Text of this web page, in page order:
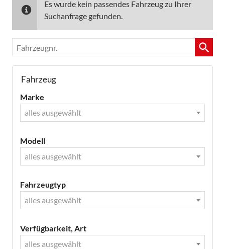
Es wurde kein passendes Fahrzeug zu Ihrer
Suchanfrage gefunden.
Fahrzeugnr.
Fahrzeug
Marke
alles ausgewählt
Modell
alles ausgewählt
Fahrzeugtyp
alles ausgewählt
Verfügbarkeit, Art
alles ausgewählt